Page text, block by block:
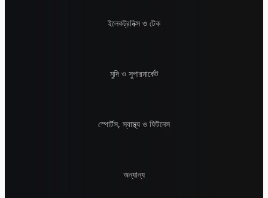
ইলেকট্রনিক্স ও টেক
মুদি ও সুপারমার্কেট
স্পোর্টস, স্বাস্থ্য ও ফিটনেস
অন্যান্য